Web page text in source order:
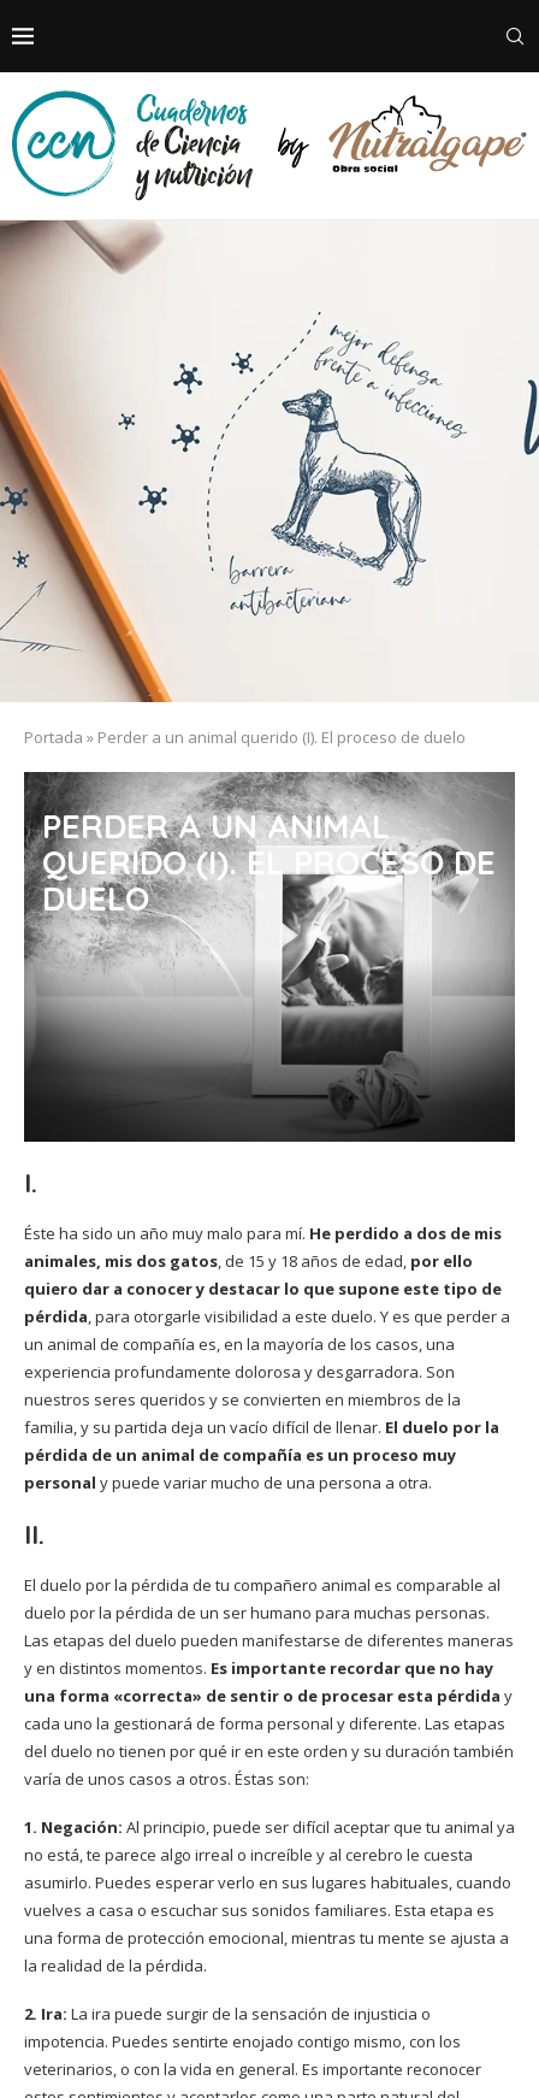
Portada » Perder a un animal querido (I). El proceso de duelo
PERDER A UN ANIMAL
QUERIDO (I). EL PROCESO DE
DUELO
I.
Éste ha sido un año muy malo para mí. He perdido a dos de mis
animales, mis dos gatos, de 15 y 18 años de edad, por ello
quiero dar a conocer y destacar lo que supone este tipo de
pérdida, para otorgarle visibilidad a este duelo. Y es que perder a
un animal de compañía es, en la mayoría de los casos, una
experiencia profundamente dolorosa y desgarradora. Son
nuestros seres queridos y se convierten en miembros de la
familia, y su partida deja un vacío difícil de llenar. El duelo por la
pérdida de un animal de compañía es un proceso muy
personal y puede variar mucho de una persona a otra.
II.
El duelo por la pérdida de tu compañero animal es comparable al
duelo por la pérdida de un ser humano para muchas personas.
Las etapas del duelo pueden manifestarse de diferentes maneras
y en distintos momentos. Es importante recordar que no hay
una forma «correcta» de sentir o de procesar esta pérdida y
cada uno la gestionará de forma personal y diferente. Las etapas
del duelo no tienen por qué ir en este orden y su duración también
varía de unos casos a otros. Éstas son:
1. Negación: Al principio, puede ser difícil aceptar que tu animal ya
no está, te parece algo irreal o increíble y al cerebro le cuesta
asumirlo. Puedes esperar verlo en sus lugares habituales, cuando
vuelves a casa o escuchar sus sonidos familiares. Esta etapa es
una forma de protección emocional, mientras tu mente se ajusta a
la realidad de la pérdida.
2. Ira: La ira puede surgir de la sensación de injusticia o
impotencia. Puedes sentirte enojado contigo mismo, con los
veterinarios, o con la vida en general. Es importante reconocer